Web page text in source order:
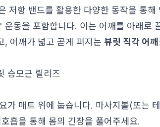
저항 밴드를 활용한 다양한 동작을 통
동을 포함합니다. 이는 어깨를 아래로
, 어깨가 넓고 곧게 펴지는 뷰릿 직각 어깨
승모근 릴리즈
가 매트 위에 눕습니다. 마사지볼(또는
흡을 통해 몸의 긴장을 풀어주세요.